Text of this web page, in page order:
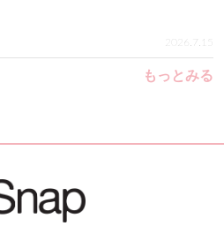
2026.7.15
もっとみる